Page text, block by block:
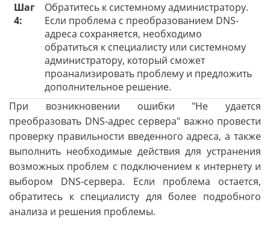
Шаг
4:
Обратитесь к системному администратору.
Если проблема с преобразованием DNS-
адреса сохраняется, необходимо
обратиться к специалисту или системному
администратору, который сможет
проанализировать проблему и предложить
дополнительное решение.
При возникновении ошибки "Не удается
преобразовать DNS-адрес сервера" важно провести
проверку правильности введенного адреса, а также
выполнить необходимые действия для устранения
возможных проблем с подключением к интернету и
выбором DNS-сервера. Если проблема остается,
обратитесь к специалисту для более подробного
анализа и решения проблемы.